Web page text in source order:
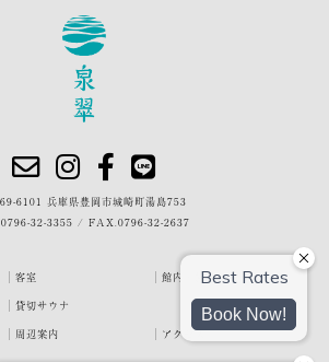
6101 兵庫県豊岡市城崎町湯島753
0796-32-3355 / FAX.0796-32-2637
客室
館内・施設
貸切サウナ
周辺案内
アクセス